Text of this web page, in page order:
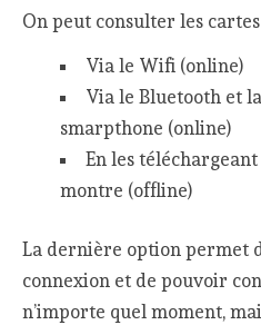
On peut consulter les
Via le Wifi (online)
Via le Bluetooth et
smarpthone (online)
En les
montre (offline)
La dernière option permet
connexion et de pouvoir
n’importe quel moment,